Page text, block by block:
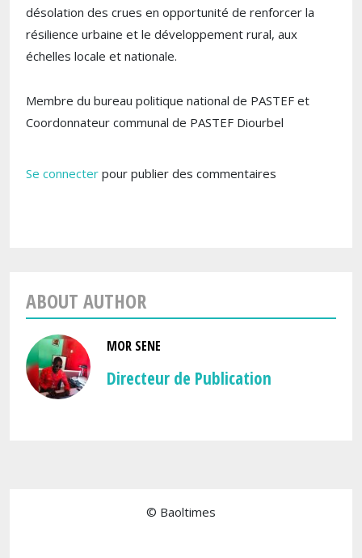
désolation des crues en opportunité de renforcer la
résilience urbaine et le développement rural, aux
échelles locale et nationale.
Membre du bureau politique national de PASTEF et
Coordonnateur communal de PASTEF Diourbel
Se connecter pour publier des commentaires
ABOUT AUTHOR
MOR SENE
Directeur de Publication
© Baoltimes